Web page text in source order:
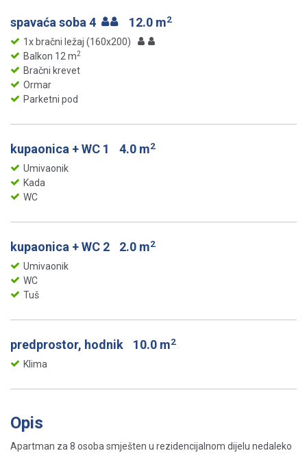
spavaća soba 4 12.0 m2
1x bračni ležaj (160x200)
Balkon 12 m2
Bračni krevet
Ormar
Parketni pod
kupaonica + WC 1 4.0 m2
Umivaonik
Kada
WC
kupaonica + WC 2 2.0 m2
Umivaonik
WC
Tuš
predprostor, hodnik 10.0 m2
Klima
Opis
Apartman za 8 osoba smješten u rezidencijalnom dijelu nedaleko